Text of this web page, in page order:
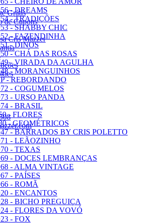
- DREAMS
- TRADIÇÕES
- SHABBY CHIC
- FAZENDINHA
- DINOS
- CHÁ DAS ROSAS
- VIRADA DA AGULHA
- MORANGUINHOS
- REBORDANDO
- COGUMELOS
- URSO PANDA
- BRASIL
- FLORES
- GEOMÉTRICOS
- BARRADOS BY CRIS POLETTO
- LEÃOZINHO
- TEXAS
- DOCES LEMBRANÇAS
- ALMA VINTAGE
- PAÍSES
- ROMÃ
- ENCANTOS
- BICHO PREGUIÇA
- FLORES DA VOVÓ
- FOX
Grátis
de Cupons
Cris Mazzer